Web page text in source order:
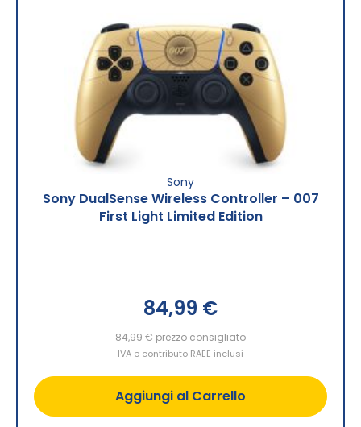
Sony
Sony DualSense Wireless Controller – 007
First Light Limited Edition
84,99 €
84,99 € prezzo consigliato
IVA e contributo RAEE inclusi
Aggiungi al Carrello